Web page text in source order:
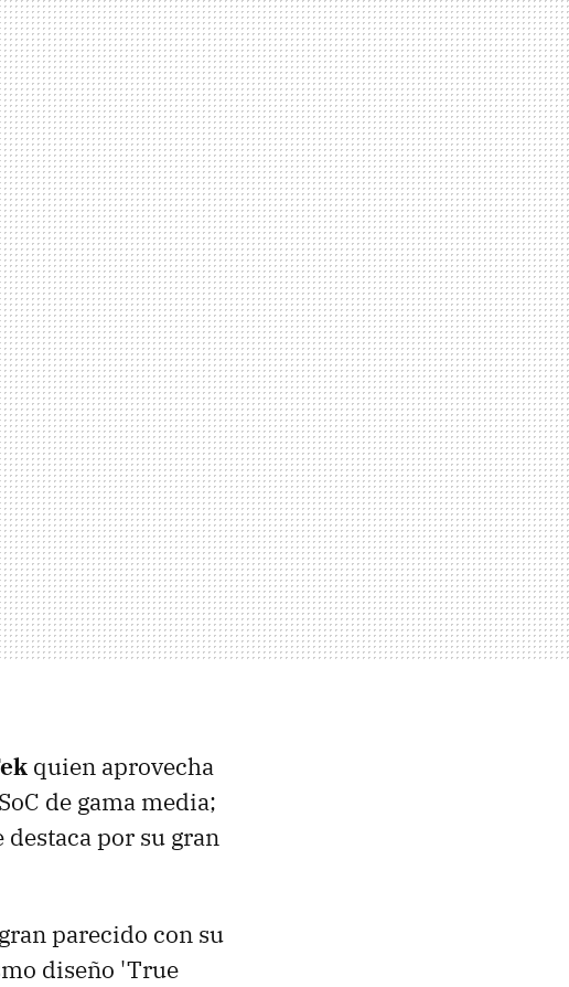
quien aprovecha
de gama media;
destaca por su gran
parecido con su
diseño 'True